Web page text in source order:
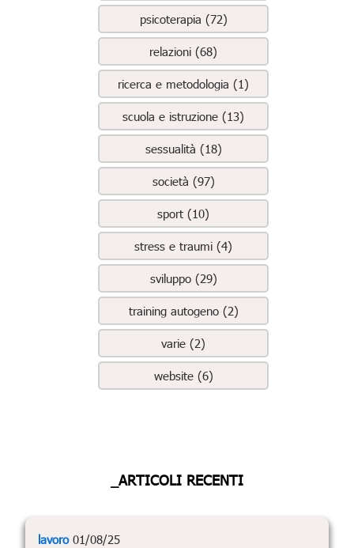
psicoterapia (72)
relazioni (68)
ricerca e metodologia (1)
scuola e istruzione (13)
sessualità (18)
società (97)
sport (10)
stress e traumi (4)
sviluppo (29)
training autogeno (2)
varie (2)
website (6)
_ARTICOLI RECENTI
lavoro01/08/25